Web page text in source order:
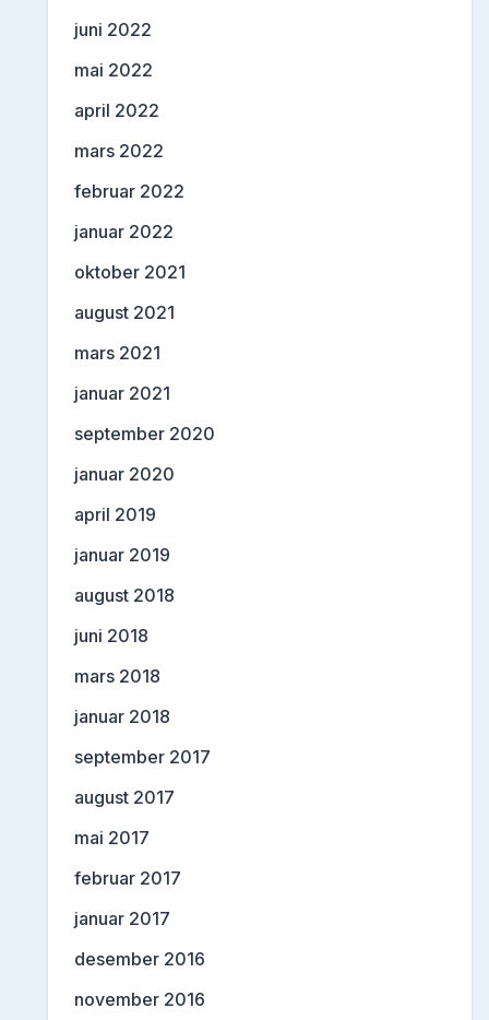
juni 2022
mai 2022
april 2022
mars 2022
februar 2022
januar 2022
oktober 2021
august 2021
mars 2021
januar 2021
september 2020
januar 2020
april 2019
januar 2019
august 2018
juni 2018
mars 2018
januar 2018
september 2017
august 2017
mai 2017
februar 2017
januar 2017
desember 2016
november 2016